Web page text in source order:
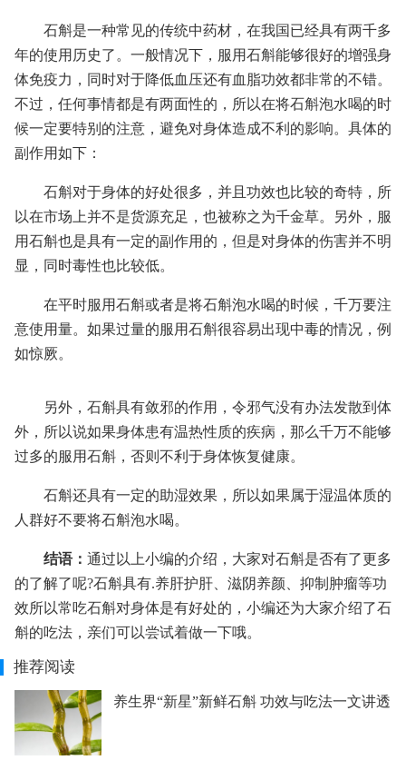
石斛是一种常见的传统中药材，在我国已经具有两千多
年的使用历史了。一般情况下，服用石斛能够很好的增强身
体免疫力，同时对于降低血压还有血脂功效都非常的不错。
不过，任何事情都是有两面性的，所以在将石斛泡水喝的时
候一定要特别的注意，避免对身体造成不利的影响。具体的
副作用如下：
石斛对于身体的好处很多，并且功效也比较的奇特，所
以在市场上并不是货源充足，也被称之为千金草。另外，服
用石斛也是具有一定的副作用的，但是对身体的伤害并不明
显，同时毒性也比较低。
在平时服用石斛或者是将石斛泡水喝的时候，千万要注
意使用量。如果过量的服用石斛很容易出现中毒的情况，例
如惊厥。
另外，石斛具有敛邪的作用，令邪气没有办法发散到体
外，所以说如果身体患有温热性质的疾病，那么千万不能够
过多的服用石斛，否则不利于身体恢复健康。
石斛还具有一定的助湿效果，所以如果属于湿温体质的
人群好不要将石斛泡水喝。
结语： 通过以上小编的介绍，大家对石斛是否有了更多
的了解了呢?石斛具有.养肝护肝、滋阴养颜、抑制肿瘤等功
效所以常吃石斛对身体是有好处的，小编还为大家介绍了石
斛的吃法，亲们可以尝试着做一下哦。
推荐阅读
养生界“新星”新鲜石斛 功效与吃法一文讲透